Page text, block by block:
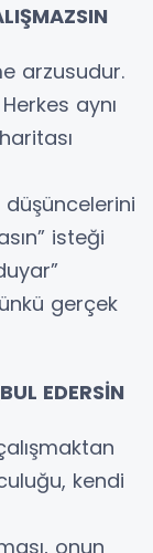
arzusudur.
aynı
düşüncelerini
isteği
gerçek
EDERSİN
kendi
onun